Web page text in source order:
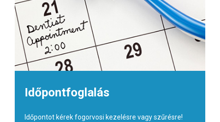
Időpontfoglalás
Időpontot kérek fogorvosi kezelésre vagy szűrésre!